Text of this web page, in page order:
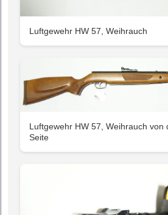
Luftgewehr HW 57, Weihrauch
Luftgewehr HW 57, Weihrauch von
Seite